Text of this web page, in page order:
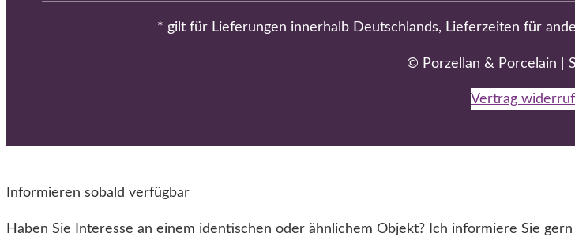
* gilt für Lieferungen innerhalb Deutschlands, Lieferzeiten für
© Porzellan & Porcelain |
Vertrag
Informieren sobald verfügbar
Haben Sie Interesse an einem identischen oder ähnlichem Objekt? Ich informiere Sie